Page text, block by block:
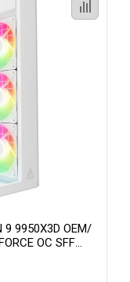
9950X3D OEM/
OC SFF